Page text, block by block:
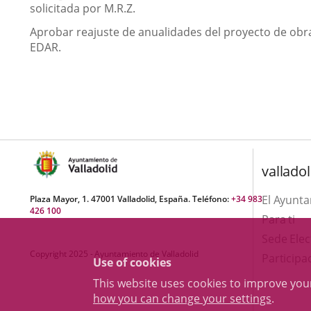
Use of cookies
This website uses cookies to improve
how you can change your settings.
solicitada por M.R.Z.
Aprobar reajuste de anualidades del proyecto de
EDAR.
Plaza Mayor, 1. 47001 Valladolid, España. Teléfono:+34 983
426 100
Copyright 2025 - Ayuntamiento de Valladolid
El
Para ti